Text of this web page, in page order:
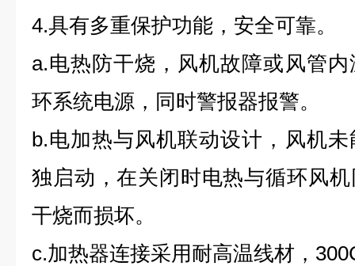
4.具有多重保护功能，安全可靠。
a.电热防干烧，风机故障或风管
环系统电源，同时警报器报警。
b.电加热与风机联动设计，风机
独启动，在关闭时电热与循环风
干烧而损坏。
c.加热器连接采用耐高温线材，